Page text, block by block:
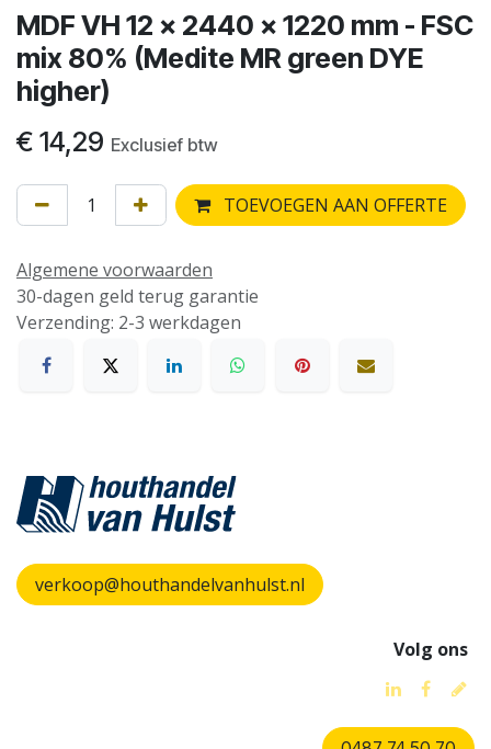
MDF VH 12 x 2440 x 1220 mm - FSC
mix 80% (Medite MR green DYE
higher)
€ 14,29 Exclusief btw
TOEVOEGEN AAN OFFERTE
Algemene voorwaarden
30-dagen geld terug garantie
Verzending: 2-3 werkdagen
verkoop@houthandelvanhulst.nl
Volg ons